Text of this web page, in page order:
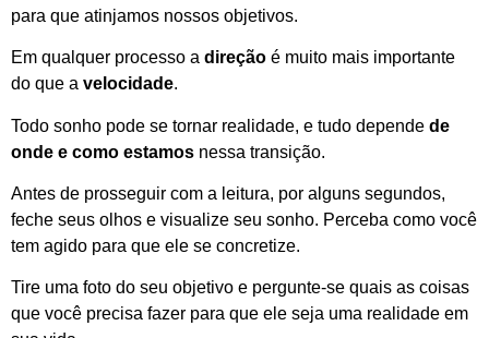
para que atinjamos nossos objetivos.
Em qualquer processo a direção é muito mais importante
do que a velocidade.
Todo sonho pode se tornar realidade, e tudo depende de
onde e como estamos nessa transição.
Antes de prosseguir com a leitura, por alguns segundos,
feche seus olhos e visualize seu sonho. Perceba como você
tem agido para que ele se concretize.
Tire uma foto do seu objetivo e pergunte-se quais as coisas
que você precisa fazer para que ele seja uma realidade em